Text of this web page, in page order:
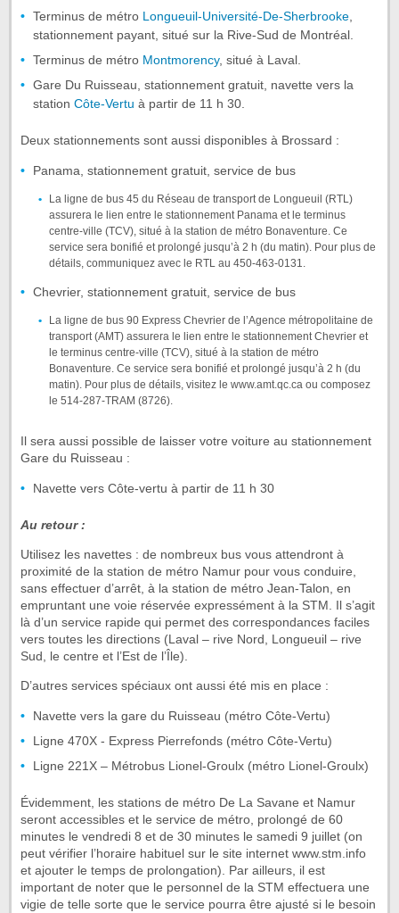
Terminus de métro Longueuil-Université-De-Sherbrooke,
stationnement payant, situé sur la Rive-Sud de Montréal.
Terminus de métro Montmorency, situé à Laval.
Gare Du Ruisseau, stationnement gratuit, navette vers la
station Côte-Vertu à partir de 11 h 30.
Deux stationnements sont aussi disponibles à Brossard :
Panama, stationnement gratuit, service de bus
La ligne de bus 45 du Réseau de transport de Longueuil (RTL)
assurera le lien entre le stationnement Panama et le terminus
centre-ville (TCV), situé à la station de métro Bonaventure. Ce
service sera bonifié et prolongé jusqu’à 2 h (du matin). Pour plus de
détails, communiquez avec le RTL au 450-463-0131.
Chevrier, stationnement gratuit, service de bus
La ligne de bus 90 Express Chevrier de l’Agence métropolitaine de
transport (AMT) assurera le lien entre le stationnement Chevrier et
le terminus centre-ville (TCV), situé à la station de métro
Bonaventure. Ce service sera bonifié et prolongé jusqu’à 2 h (du
matin). Pour plus de détails, visitez le www.amt.qc.ca ou composez
le 514-287-TRAM (8726).
Il sera aussi possible de laisser votre voiture au stationnement
Gare du Ruisseau :
Navette vers Côte-vertu à partir de 11 h 30
Au retour :
Utilisez les navettes : de nombreux bus vous attendront à
proximité de la station de métro Namur pour vous conduire,
sans effectuer d’arrêt, à la station de métro Jean-Talon, en
empruntant une voie réservée expressément à la STM. Il s’agit
là d’un service rapide qui permet des correspondances faciles
vers toutes les directions (Laval – rive Nord, Longueuil – rive
Sud, le centre et l’Est de l’Île).
D’autres services spéciaux ont aussi été mis en place :
Navette vers la gare du Ruisseau (métro Côte-Vertu)
Ligne 470X - Express Pierrefonds (métro Côte-Vertu)
Ligne 221X – Métrobus Lionel-Groulx (métro Lionel-Groulx)
Évidemment, les stations de métro De La Savane et Namur
seront accessibles et le service de métro, prolongé de 60
minutes le vendredi 8 et de 30 minutes le samedi 9 juillet (on
peut vérifier l’horaire habituel sur le site internet www.stm.info
et ajouter le temps de prolongation). Par ailleurs, il est
important de noter que le personnel de la STM effectuera une
vigie de telle sorte que le service pourra être ajusté si le besoin